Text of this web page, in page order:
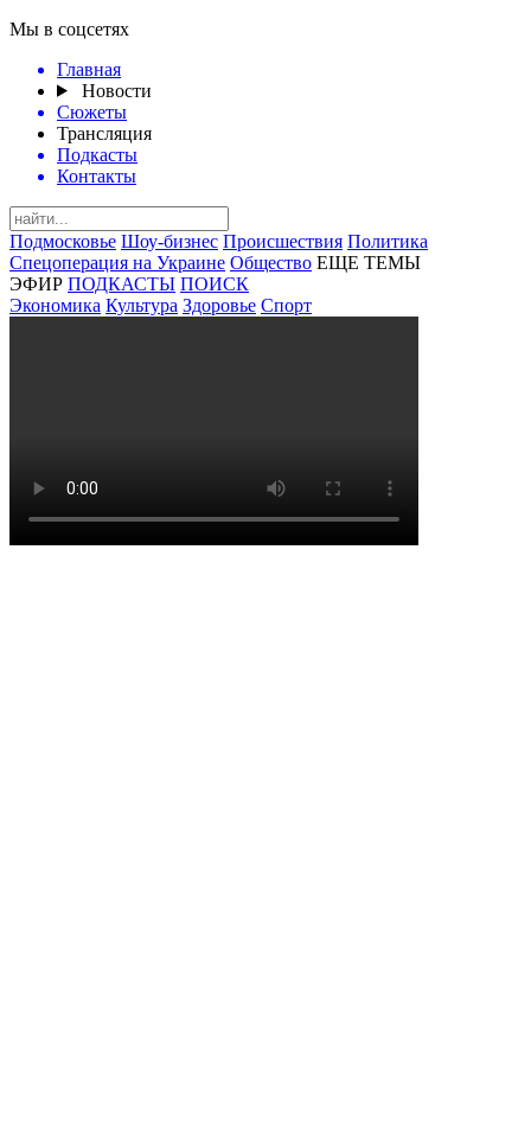
Мы в соцсетях
Главная
Новости
Сюжеты
Трансляция
Подкасты
Контакты
Подмосковье Шоу-бизнес Происшествия Политика
Спецоперация на Украине Общество ЕЩЕ ТЕМЫ
ЭФИР ПОДКАСТЫ ПОИСК
Экономика Культура Здоровье Спорт